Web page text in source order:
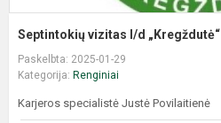
Septintokių vizitas l/d „Kregždutė“
Paskelbta: 2025-01-29
Kategorija: Renginiai
Karjeros specialistė Justė Povilaitienė